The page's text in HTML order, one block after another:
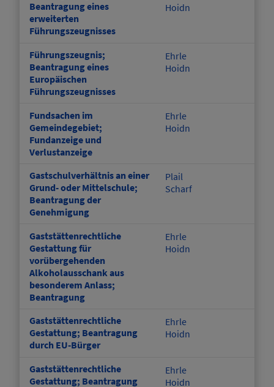
Beantragung eines
erweiterten
Führungszeugnisses
Hoidn
Führungszeugnis;
Beantragung eines
Europäischen
Führungszeugnisses
Ehrle
Hoidn
Fundsachen im
Gemeindegebiet;
Fundanzeige und
Verlustanzeige
Ehrle
Hoidn
Gastschulverhältnis an einer
Grund- oder Mittelschule;
Beantragung der
Genehmigung
Plail
Scharf
Gaststättenrechtliche
Gestattung für
vorübergehenden
Alkoholausschank aus
besonderem Anlass;
Beantragung
Ehrle
Hoidn
Gaststättenrechtliche
Gestattung; Beantragung
durch EU-Bürger
Ehrle
Hoidn
Gaststättenrechtliche
Gestattung; Beantragung
Ehrle
Hoidn